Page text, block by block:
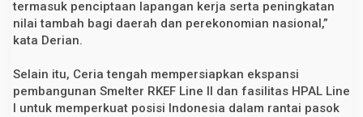
termasuk penciptaan lapangan kerja serta peningkatan
nilai tambah bagi daerah dan perekonomian nasional,”
kata Derian.
Selain itu, Ceria tengah mempersiapkan ekspansi
pembangunan Smelter RKEF Line II dan fasilitas HPAL Line
I untuk memperkuat posisi Indonesia dalam rantai pasok